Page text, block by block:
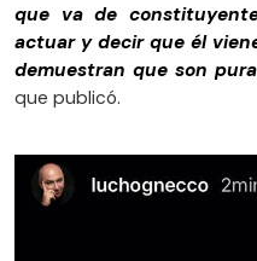
que va de
actuar y decir que él
demuestran que son
que publicó.